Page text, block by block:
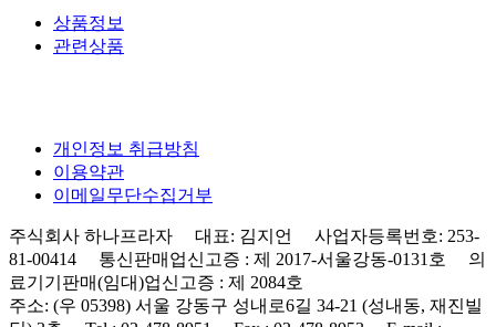
상품정보
관련상품
개인정보 취급방침
이용약관
이메일무단수집거부
주식회사 하나프라자 대표: 김지언 사업자등록번호: 253-
81-00414 통신판매업신고증 : 제 2017-서울강동-0131호 의
료기기판매(임대)업신고증 : 제 2084호
주소: (우 05398) 서울 강동구 성내로6길 34-21 (성내동, 재진빌